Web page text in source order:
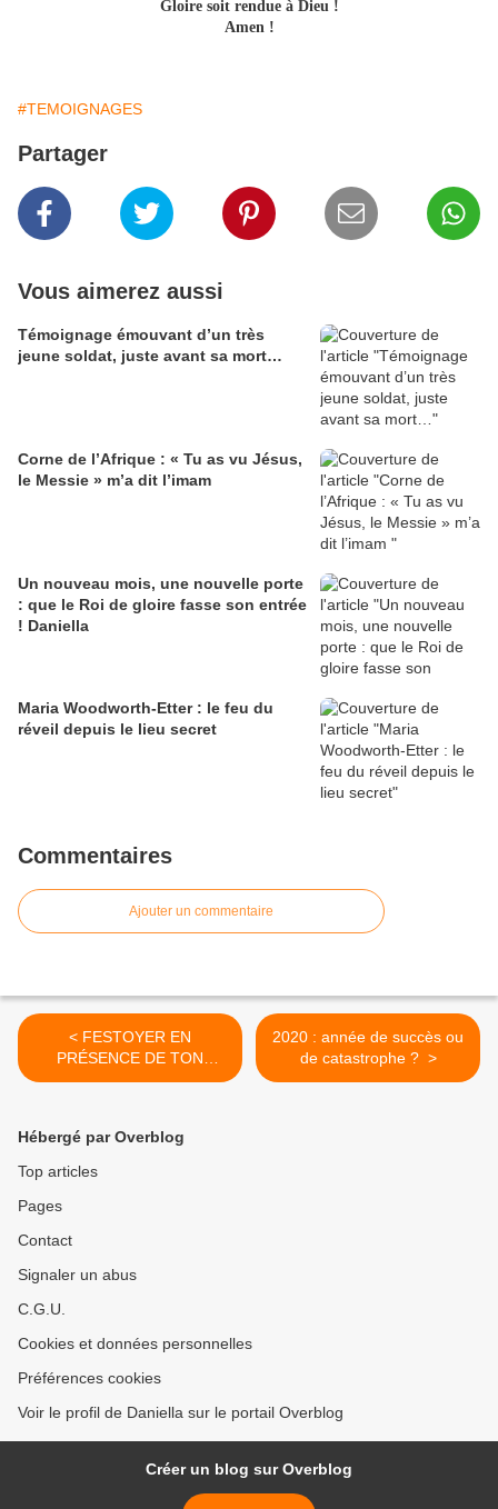
Gloire soit rendue à Dieu !
Amen !
#TEMOIGNAGES
Partager
Vous aimerez aussi
Témoignage émouvant d’un très
jeune soldat, juste avant sa mort…
Corne de l’Afrique : « Tu as vu Jésus,
le Messie » m’a dit l’imam
Un nouveau mois, une nouvelle porte
: que le Roi de gloire fasse son entrée
! Daniella
Maria Woodworth-Etter : le feu du
réveil depuis le lieu secret
Commentaires
Ajouter un commentaire
< FESTOYER EN
PRÉSENCE DE TON
ENNEMI ! D. Wilkerson
2020 : année de succès ou
de catastrophe ? >
Hébergé par Overblog
Top articles
Pages
Contact
Signaler un abus
C.G.U.
Cookies et données personnelles
Préférences cookies
Voir le profil de Daniella sur le portail Overblog
Créer un blog sur Overblog